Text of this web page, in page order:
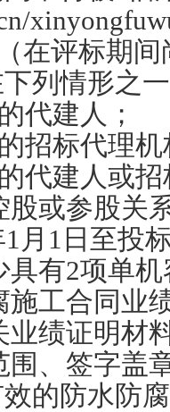
在评标期
列情形之
代建人；
招标代理机
代建人或
股或参股关
月1日至投
具有2项单
工合同业
绩证明材
、签字盖
的防水防